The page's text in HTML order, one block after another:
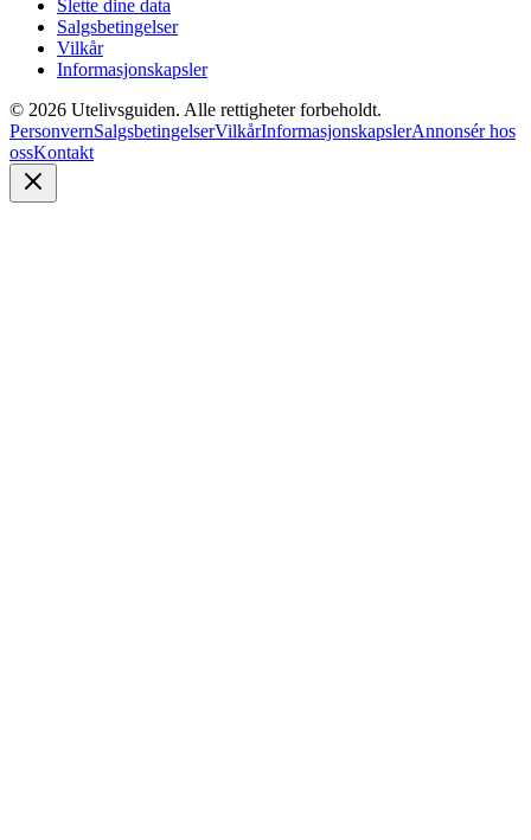
Slette dine data
Salgsbetingelser
Vilkår
Informasjonskapsler
© 2026 Utelivsguiden. Alle rettigheter forbeholdt.
PersonvernSalgsbetingelserVilkårInformasjonskapslerAnnonsér hos
ossKontakt